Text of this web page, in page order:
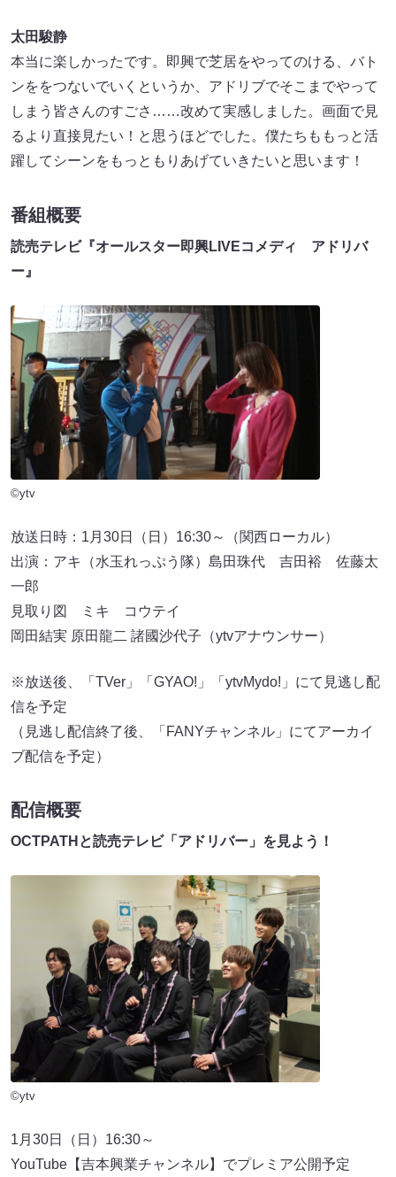
太田駿静
本当に楽しかったです。即興で芝居をやってのける、バト
ンををつないでいくというか、アドリブでそこまでやって
しまう皆さんのすごさ……改めて実感しました。画面で見
るより直接見たい！と思うほどでした。僕たちももっと活
躍してシーンをもっともりあげていきたいと思います！
番組概要
読売テレビ『オールスター即興LIVEコメディ アドリバ
ー』
©ytv
放送日時：1月30日（日）16:30～（関西ローカル）
出演：アキ（水玉れっぷう隊）島田珠代 吉田裕 佐藤太
一郎
見取り図 ミキ コウテイ
岡田結実 原田龍二 諸國沙代子（ytvアナウンサー）
※放送後、「TVer」「GYAO!」「ytvMydo!」にて見逃し配
信を予定
（見逃し配信終了後、「FANYチャンネル」にてアーカイ
ブ配信を予定）
配信概要
OCTPATHと読売テレビ「アドリバー」を見よう！
©ytv
1月30日（日）16:30～
YouTube【吉本興業チャンネル】でプレミア公開予定